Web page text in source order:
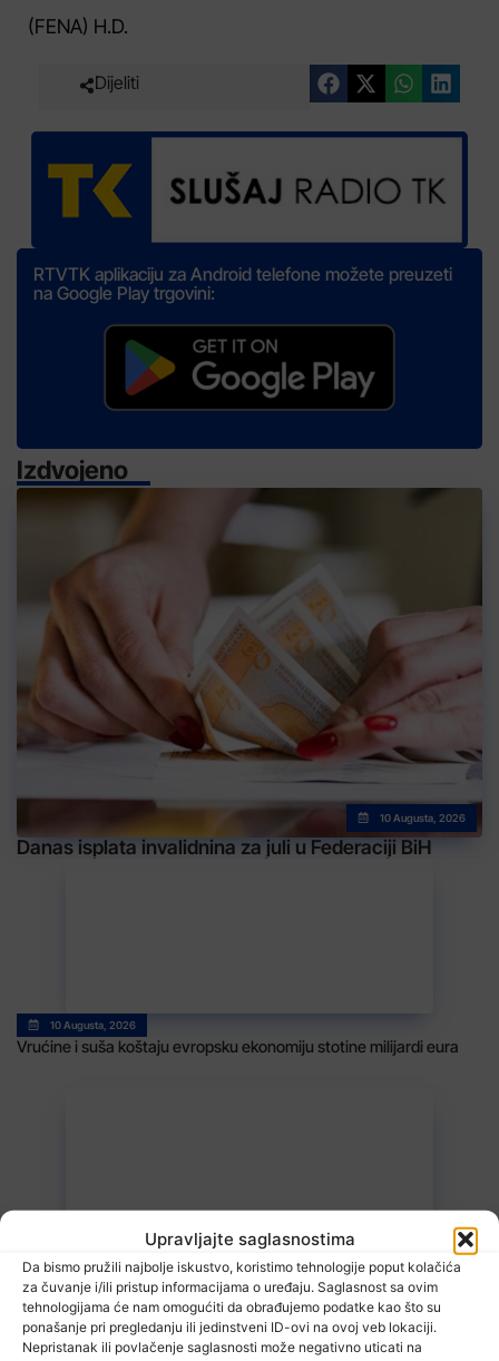
Upravljajte saglasnostima
Da bismo pružili najbolje iskustvo, koristimo tehnologije poput kolačića
za čuvanje i/ili pristup informacijama o uređaju. Saglasnost sa ovim
tehnologijama će nam omogućiti da obrađujemo podatke kao što su
ponašanje pri pregledanju ili jedinstveni ID-ovi na ovoj veb lokaciji.
Nepristanak ili povlačenje saglasnosti može negativno uticati na
(FENA) H.D.
Dijeliti
RTVTK aplikaciju za Android telefone možete preuzeti
na Google Play trgovini:
Izdvojeno
10 Augusta, 2026
Danas isplata invalidnina za juli u Federaciji BiH
10 Augusta, 2026
Vrućine i suša koštaju evropsku ekonomiju stotine milijardi eura
Od ranog jutra kilometarske kolone na izlazu iz BiH